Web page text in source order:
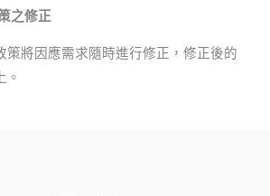
之修正
策將因應需求隨時進行修正，修正後的
。